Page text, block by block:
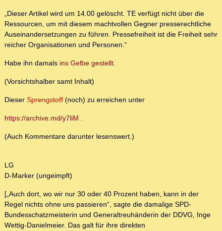
„Dieser Artikel wird um 14.00 gelöscht. TE verfügt nicht über die
Ressourcen, um mit diesem machtvollen Gegner presserechtliche
Auseinandersetzungen zu führen. Pressefreiheit ist die Freiheit sehr
reicher Organisationen und Personen.“
Habe ihn damals ins Gelbe gestellt.
(Vorsichtshalber samt Inhalt)
Dieser Sprengstoff (noch) zu erreichen unter
https://archive.md/y7liM .
(Auch Kommentare darunter lesenswert.)
LG
D-Marker (ungeimpft)
[„Auch dort, wo wir nur 30 oder 40 Prozent haben, kann in der
Regel nichts ohne uns passieren“, sagte die damalige SPD-
Bundesschatzmeisterin und Generaltreuhänderin der DDVG, Inge
Wettig-Danielmeier. Das galt für ihre direkten